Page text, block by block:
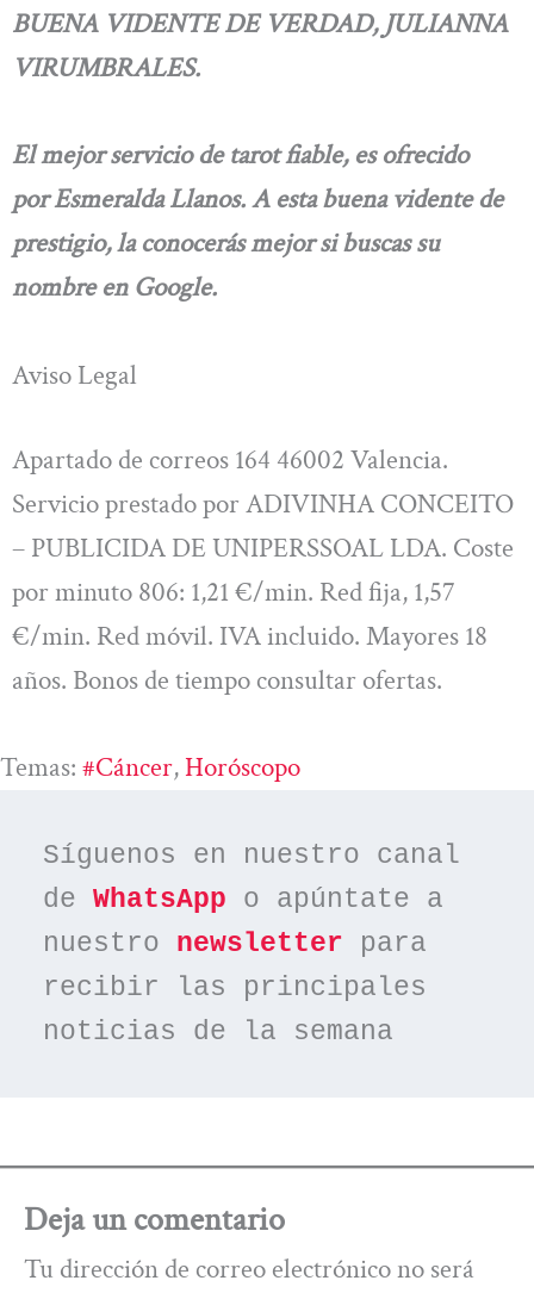
BUENA VIDENTE DE VERDAD, JULIANNA
VIRUMBRALES.
El mejor servicio de tarot fiable, es ofrecido
por Esmeralda Llanos. A esta buena vidente de
prestigio, la conocerás mejor si buscas su
nombre en Google.
Aviso Legal
Apartado de correos 164 46002 Valencia.
Servicio prestado por ADIVINHA CONCEITO
– PUBLICIDA DE UNIPERSSOAL LDA. Coste
por minuto 806: 1,21 €/min. Red fija, 1,57
€/min. Red móvil. IVA incluido. Mayores 18
años. Bonos de tiempo consultar ofertas.
Temas: #cáncer, Horóscopo
Síguenos en nuestro canal
de WhatsApp o apúntate a
nuestro newsletter para
recibir las principales
noticias de la semana
Deja un comentario
Tu dirección de correo electrónico no será